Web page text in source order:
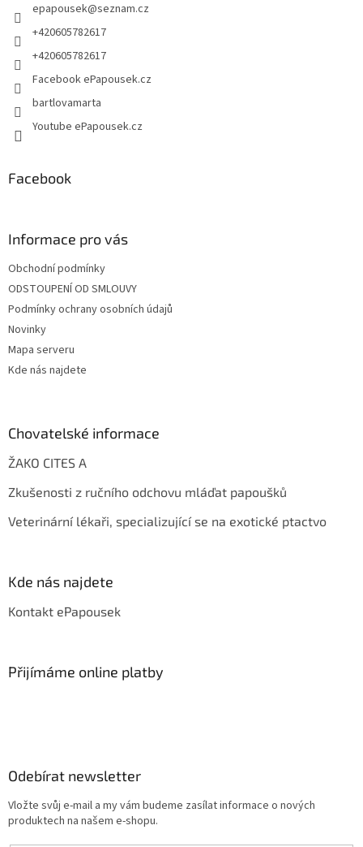
epapousek@seznam.cz
+420605782617
+420605782617
Facebook ePapousek.cz
bartlovamarta
Youtube ePapousek.cz
Facebook
Informace pro vás
Obchodní podmínky
ODSTOUPENÍ OD SMLOUVY
Podmínky ochrany osobních údajů
Novinky
Mapa serveru
Kde nás najdete
Chovatelské informace
ŽAKO CITES A
Zkušenosti z ručního odchovu mláďat papoušků
Veterinární lékaři, specializující se na exotické ptactvo
Kde nás najdete
Kontakt ePapousek
Přijímáme online platby
Odebírat newsletter
Vložte svůj e-mail a my vám budeme zasílat informace o nových
produktech na našem e-shopu.